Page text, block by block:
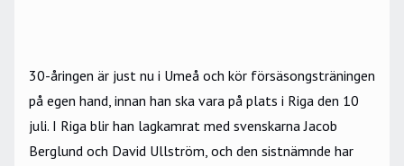
30-åringen är just nu i Umeå och kör försäsongsträningen
på egen hand, innan han ska vara på plats i Riga den 10
juli. I Riga blir han lagkamrat med svenskarna Jacob
Berglund och David Ullström, och den sistnämnde har